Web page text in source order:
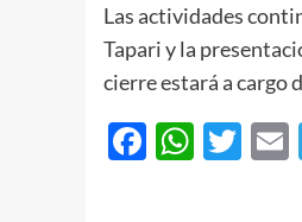
Las actividades
Tapari y la
cierre estará a cargo